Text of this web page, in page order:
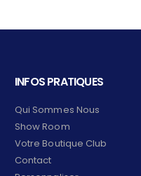
INFOS PRATIQUES
Qui Sommes Nous
Show Room
Votre Boutique Club
Contact